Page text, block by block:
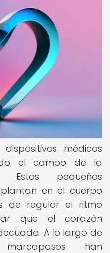
médicos
el campo de la
Estos pequeños
en el cuerpo
de regular el ritmo
que el corazón
A lo largo de
han